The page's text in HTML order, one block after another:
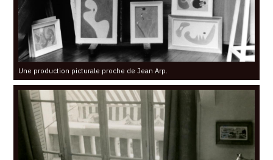
Une production picturale proche de Jean Arp.